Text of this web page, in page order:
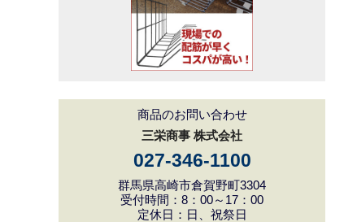
商品のお問い合わせ
三栄商事 株式会社
027-346-1100
群馬県高崎市倉賀野町3304
受付時間：8：00～17：00
定休日：日、祝祭日